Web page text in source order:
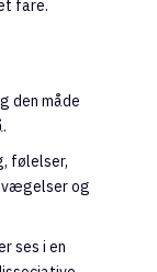
fare.
den måde
følelser,
og
ses i en